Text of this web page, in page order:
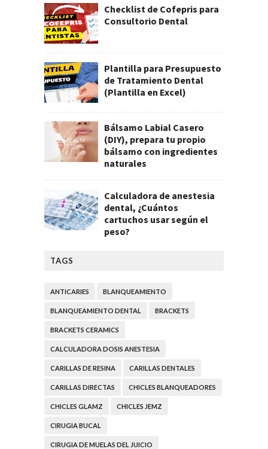
Checklist de Cofepris para
Consultorio Dental
Plantilla para Presupuesto
de Tratamiento Dental
(Plantilla en Excel)
Bálsamo Labial Casero
(DIY), prepara tu propio
bálsamo con ingredientes
naturales
Calculadora de anestesia
dental, ¿Cuántos
cartuchos usar según el
peso?
TAGS
ANTICARIES BLANQUEAMIENTO
BLANQUEAMIENTO DENTAL BRACKETS
BRACKETS CERAMICS
CALCULADORA DOSIS ANESTESIA
CARILLAS DE RESINA CARILLAS DENTALES
CARILLAS DIRECTAS CHICLES BLANQUEADORES
CHICLES GLAMZ CHICLES JEMZ
CIRUGIA BUCAL
CIRUGIA DE MUELAS DEL JUICIO